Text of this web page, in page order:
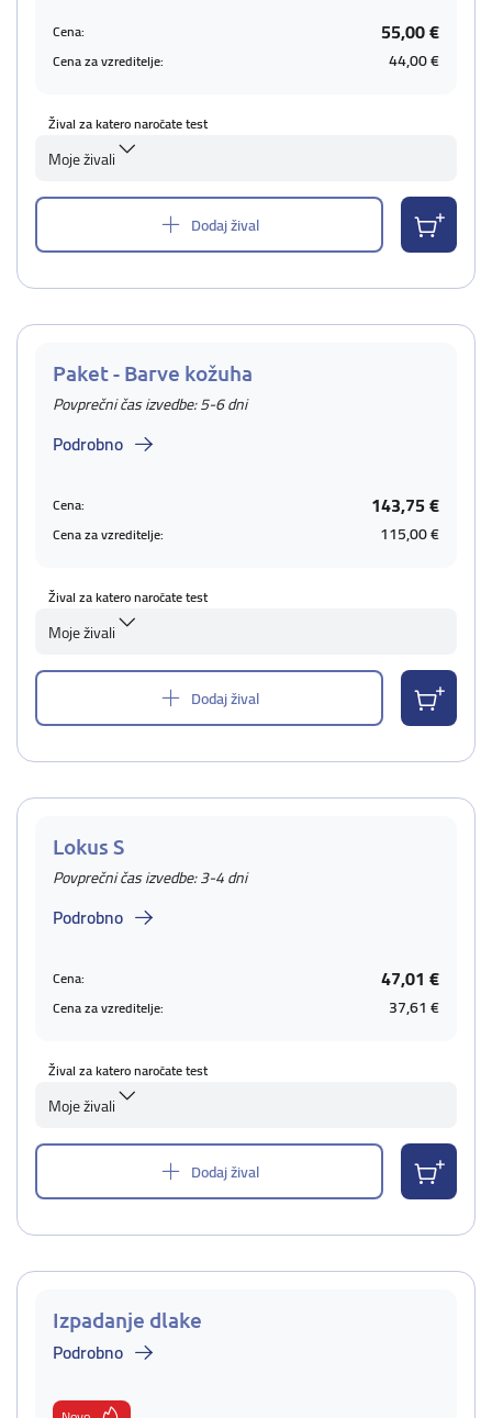
Cena: 55,00 €
Cena za vzreditelje: 44,00 €
Žival za katero naročate test
Moje živali
Dodaj žival
Paket - Barve kožuha
Povprečni čas izvedbe: 5-6 dni
Podrobno
Cena: 143,75 €
Cena za vzreditelje: 115,00 €
Žival za katero naročate test
Moje živali
Dodaj žival
Lokus S
Povprečni čas izvedbe: 3-4 dni
Podrobno
Cena: 47,01 €
Cena za vzreditelje: 37,61 €
Žival za katero naročate test
Moje živali
Dodaj žival
Izpadanje dlake
Podrobno